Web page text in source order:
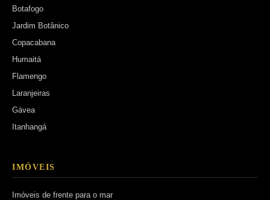
Botafogo
Jardim Botânico
Copacabana
Humaitá
Flamengo
Laranjeiras
Gávea
Itanhangá
IMÓVEIS
Imóveis de frente para o mar